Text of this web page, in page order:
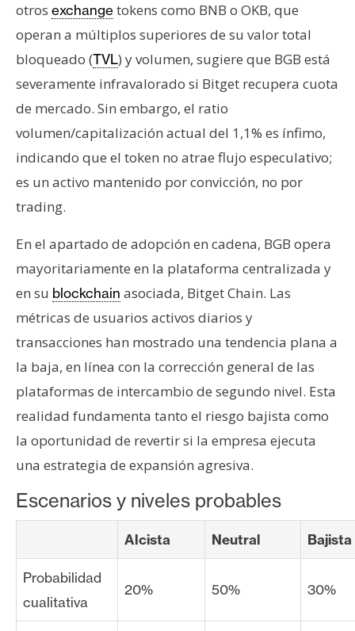
otros exchangetokens como BNB o OKB, que
operan a múltiplos superiores de su valor total
bloqueado (TVL) y volumen, sugiere que BGB está
severamente infravalorado si Bitget recupera cuota
de mercado. Sin embargo, el ratio
volumen/capitalización actual del 1,1% es ínfimo,
indicando que el token no atrae flujo especulativo;
es un activo mantenido por convicción, no por
trading.
En el apartado de adopción en cadena, BGB opera
mayoritariamente en la plataforma centralizada y
en su blockchain asociada, Bitget Chain. Las
métricas de usuarios activos diarios y
transacciones han mostrado una tendencia plana a
la baja, en línea con la corrección general de las
plataformas de intercambio de segundo nivel. Esta
realidad fundamenta tanto el riesgo bajista como
la oportunidad de revertir si la empresa ejecuta
una estrategia de expansión agresiva.
Escenarios y niveles probables
Alcista Neutral Bajista
Probabilidad
cualitativa
20% 50% 30%